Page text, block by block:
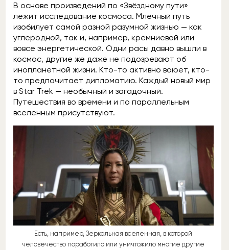
В основе произведений по «Звёздному пути»
лежит исследование космоса. Млечный путь
изобилует самой разной разумной жизнью — как
углеродной, так и, например, кремниевой или
вовсе энергетической. Одни расы давно вышли в
космос, другие же даже не подозревают об
инопланетной жизни. Кто-то активно воюет, кто-
то предпочитает дипломатию. Каждый новый мир
в Star Trek — необычный и загадочный.
Путешествия во времени и по параллельным
вселенным присутствуют.
Есть, например, Зеркальная вселенная, в которой
человечество поработило или уничтожило многие другие